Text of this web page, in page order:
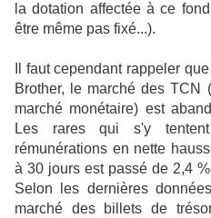
la dotation affectée à ce
être même pas fixé...).
Il faut cependant rappeler
Brother, le marché des TCN
marché monétaire) est
Les rares qui s'y
rémunérations en nette
à 30 jours est passé de 2,4
Selon les dernières
marché des billets de